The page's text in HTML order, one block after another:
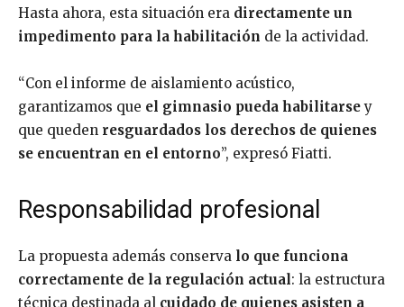
Hasta ahora, esta situación era directamente un
impedimento para la habilitación de la actividad.
“Con el informe de aislamiento acústico,
garantizamos que el gimnasio pueda habilitarsey
que queden resguardados los derechos de quienes
se encuentran en el entorno”, expresó Fiatti.
Responsabilidad profesional
La propuesta además conserva lo que funciona
correctamente de la regulación actual: la estructura
técnica destinada al cuidado de quienes asisten a